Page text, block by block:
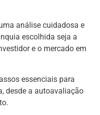
análise cuidadosa e
escolhida seja a
e o mercado em
essenciais para
desde a autoavaliação